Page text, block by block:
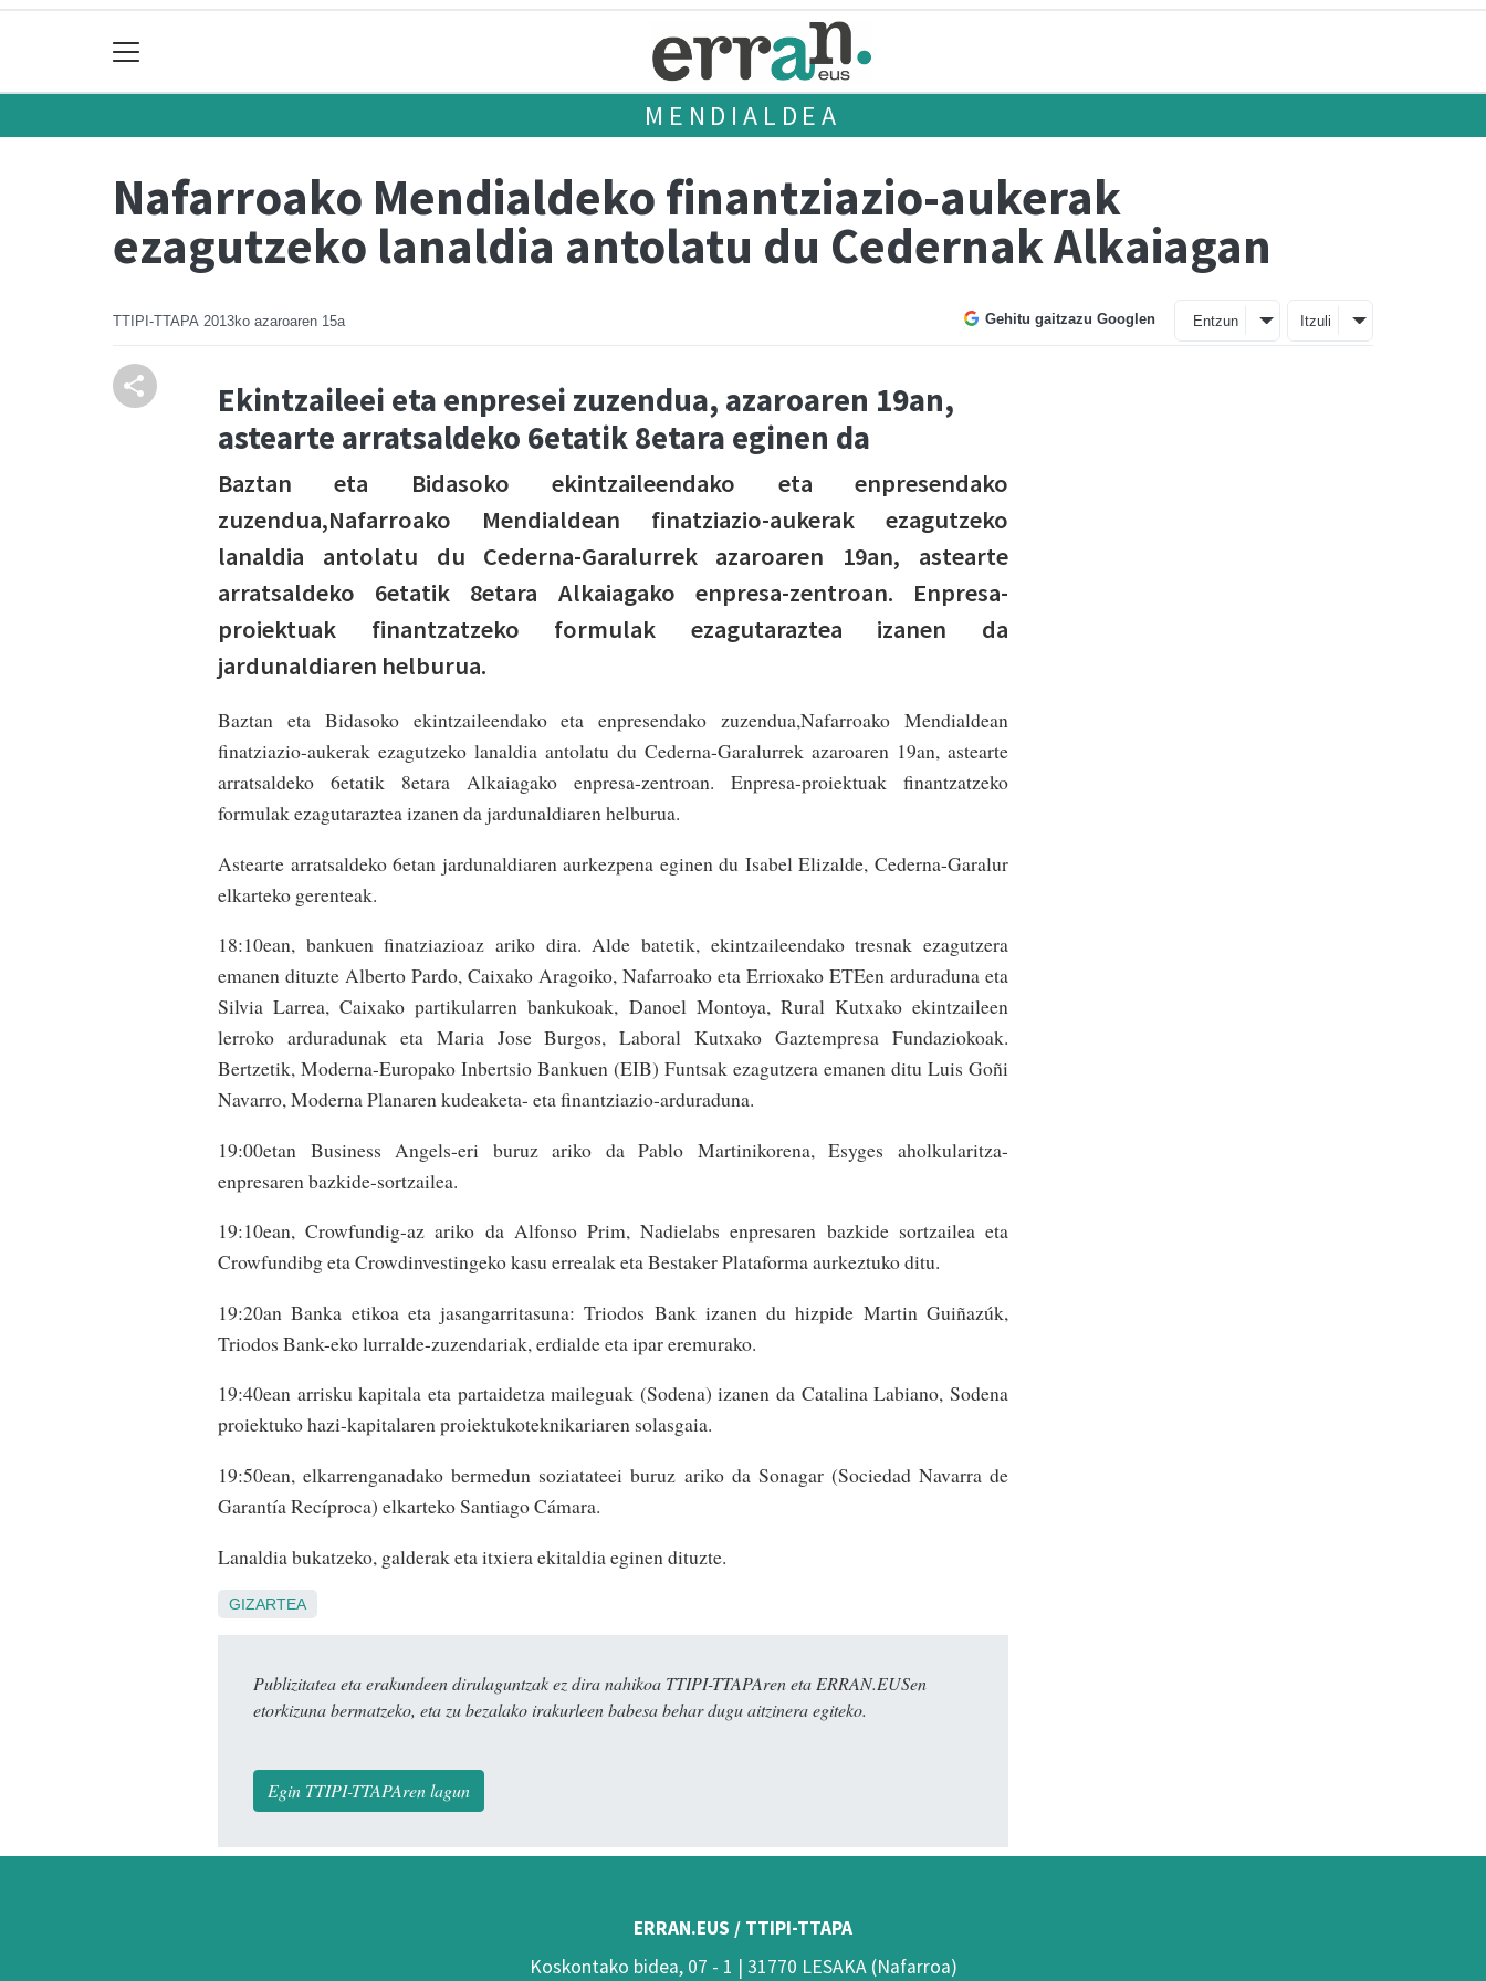
MENDIALDEA
Nafarroako Mendialdeko finantziazio-aukerak
ezagutzeko lanaldia antolatu du Cedernak Alkaiagan
TTIPI-TTAPA 2013ko azaroaren 15a Gehitu gaitzazu Googlen Entzun Itzuli
Ekintzaileei eta enpresei zuzendua, azaroaren 19an,
astearte arratsaldeko 6etatik 8etara eginen da
Baztan eta Bidasoko ekintzaileendako eta enpresendako
zuzendua,Nafarroako Mendialdean finatziazio-aukerak ezagutzeko
lanaldia antolatu du Cederna-Garalurrek azaroaren 19an, astearte
arratsaldeko 6etatik 8etara Alkaiagako enpresa-zentroan. Enpresa-
proiektuak finantzatzeko formulak ezagutaraztea izanen da
jardunaldiaren helburua.
Baztan eta Bidasoko ekintzaileendako eta enpresendako zuzendua,Nafarroako Mendialdean
finatziazio-aukerak ezagutzeko lanaldia antolatu du Cederna-Garalurrek azaroaren 19an, astearte
arratsaldeko 6etatik 8etara Alkaiagako enpresa-zentroan. Enpresa-proiektuak finantzatzeko
formulak ezagutaraztea izanen da jardunaldiaren helburua.
Astearte arratsaldeko 6etan jardunaldiaren aurkezpena eginen du Isabel Elizalde, Cederna-Garalur
elkarteko gerenteak.
18:10ean, bankuen finatziazioaz ariko dira. Alde batetik, ekintzaileendako tresnak ezagutzera
emanen dituzte Alberto Pardo, Caixako Aragoiko, Nafarroako eta Errioxako ETEen arduraduna eta
Silvia Larrea, Caixako partikularren bankukoak, Danoel Montoya, Rural Kutxako ekintzaileen
lerroko arduradunak eta Maria Jose Burgos, Laboral Kutxako Gaztempresa Fundaziokoak.
Bertzetik, Moderna-Europako Inbertsio Bankuen (EIB) Funtsak ezagutzera emanen ditu Luis Goñi
Navarro, Moderna Planaren kudeaketa- eta finantziazio-arduraduna.
19:00etan Business Angels-eri buruz ariko da Pablo Martinikorena, Esyges aholkularitza-
enpresaren bazkide-sortzailea.
19:10ean, Crowfundig-az ariko da Alfonso Prim, Nadielabs enpresaren bazkide sortzailea eta
Crowfundibg eta Crowdinvestingeko kasu errealak eta Bestaker Plataforma aurkeztuko ditu.
19:20an Banka etikoa eta jasangarritasuna: Triodos Bank izanen du hizpide Martin Guiñazúk,
Triodos Bank-eko lurralde-zuzendariak, erdialde eta ipar eremurako.
19:40ean arrisku kapitala eta partaidetza maileguak (Sodena) izanen da Catalina Labiano, Sodena
proiektuko hazi-kapitalaren proiektukoteknikariaren solasgaia.
19:50ean, elkarrenganadako bermedun soziatateei buruz ariko da Sonagar (Sociedad Navarra de
Garantía Recíproca) elkarteko Santiago Cámara.
Lanaldia bukatzeko, galderak eta itxiera ekitaldia eginen dituzte.
GIZARTEA
Publizitatea eta erakundeen dirulaguntzak ez dira nahikoa TTIPI-TTAPAren eta ERRAN.EUSen
etorkizuna bermatzeko, eta zu bezalako irakurleen babesa behar dugu aitzinera egiteko.
Egin TTIPI-TTAPAren lagun
ERRAN.EUS / TTIPI-TTAPA
Koskontako bidea, 07 - 1 | 31770 LESAKA (Nafarroa)